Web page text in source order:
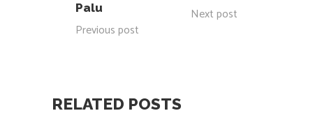
Palu
Previous post
Next post
RELATED POSTS